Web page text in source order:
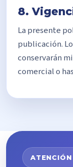
8.
La presente
publicación.
conservarán
comercial o